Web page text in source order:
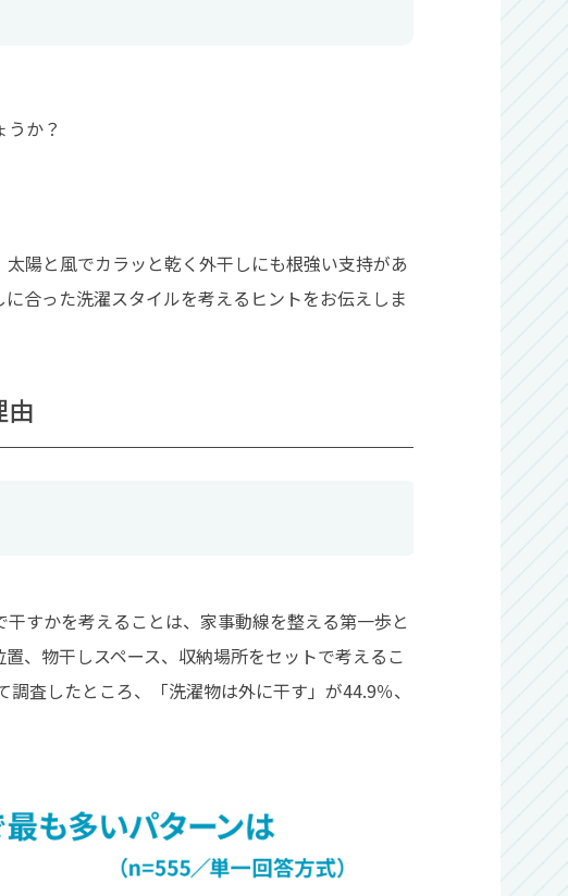
か？
陽と風でカラッと乾く外干しにも根強い支持があ
合った洗濯スタイルを考えるヒントをお伝えしま
すかを考えることは、家事動線を整える第一歩と
、物干しスペース、収納場所をセットで考えるこ
査したところ、「洗濯物は外に干す」が44.9％、